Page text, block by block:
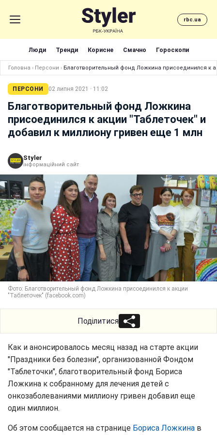
rbc.ua
Люди Тренди Корисне Смачно Гороскопи
Головна › Персони › Благотворительный фонд Ложкина присоединился к
ПЕРСОНИ 02 липня 2021 · 11:02
Благотворительный фонд Ложкина
присоединился к акции "Таблеточек" и
добавил к миллиону гривен еще 1 млн
Styler
інформаційний сайт
Фото: Благотворительный фонд Ложкина присоединился к акции
"Таблеточек" (facebook.com)
Поділитися
Как и анонсировалось месяц назад на старте акции
"Праздники без болезни", организованной Фондом
"Таблеточки", благотворительный фонд Бориса
Ложкина к собранному для лечения детей с
онкозаболеваниями миллиону гривен добавил еще
один миллион.
Об этом сообщается на странице Бориса Ложкина в